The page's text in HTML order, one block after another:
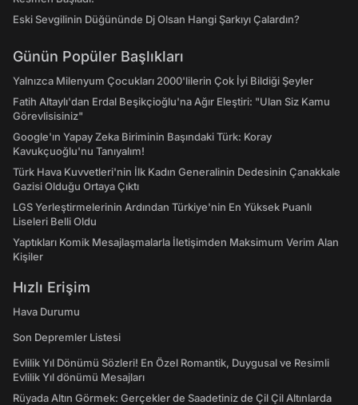
Eski Sevgilinin Düğününde Dj Olsan Hangi Şarkıyı Çalardın?
Günün Popüler Başlıkları
Yalnızca Milenyum Çocukları 2000'lilerin Çok İyi Bildiği Şeyler
Fatih Altaylı'dan Erdal Beşikçioğlu'na Ağır Eleştiri: "Ulan Siz Kamu
Görevlisisiniz"
Google'ın Yapay Zeka Biriminin Başındaki Türk: Koray
Kavukçuoğlu'nu Tanıyalım!
Türk Hava Kuvvetleri'nin İlk Kadın Generalinin Dedesinin Çanakkale
Gazisi Olduğu Ortaya Çıktı
LGS Yerleştirmelerinin Ardından Türkiye'nin En Yüksek Puanlı
Liseleri Belli Oldu
Yaptıkları Komik Mesajlaşmalarla İletişimden Maksimum Verim Alan
Kişiler
Hızlı Erişim
Hava Durumu
Son Depremler Listesi
Evlilik Yıl Dönümü Sözleri! En Özel Romantik, Duygusal ve Resimli
Evlilik Yıl dönümü Mesajları
Rüyada Altın Görmek: Gerçekler de Saadetiniz de Çil Çil Altınlarda